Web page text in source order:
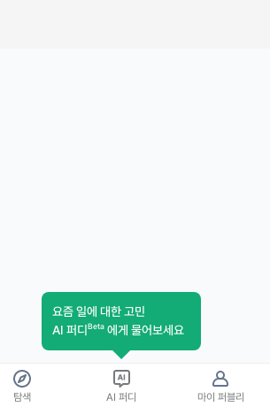
탐색
요즘 일에 대한 고민
AI 퍼디Beta 에게 물어보세요
AI 퍼디 마이 퍼블리